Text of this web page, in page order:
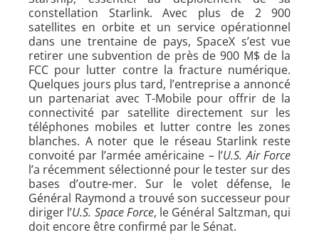
constellation Starlink. Avec plus de 2 900
satellites en orbite et un service opérationnel
dans une trentaine de pays, SpaceX s’est vue
retirer une subvention de près de 900 M$ de la
FCC pour lutter contre la fracture numérique.
Quelques jours plus tard, l’entreprise a annoncé
un partenariat avec T-Mobile pour offrir de la
connectivité par satellite directement sur les
téléphones mobiles et lutter contre les zones
blanches. A noter que le réseau Starlink reste
convoité par l’armée américaine – l’U.S. Air Force
l’a récemment sélectionné pour le tester sur des
bases d’outre-mer. Sur le volet défense, le
Général Raymond a trouvé son successeur pour
diriger l’U.S. Space Force, le Général Saltzman, qui
doit encore être confirmé par le Sénat.